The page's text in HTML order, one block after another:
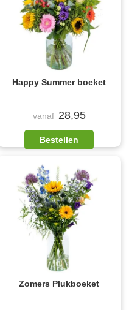
Happy Summer boeket
vanaf 28,95
Bestellen
Zomers Plukboeket